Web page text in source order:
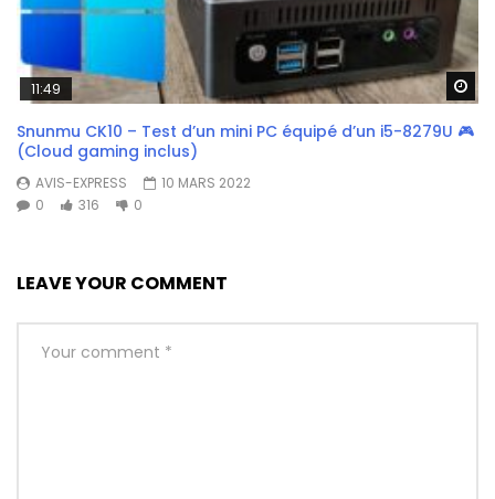
11:49
Snunmu CK10 – Test d’un mini PC équipé d’un i5-8279U 🎮
(Cloud gaming inclus)
AVIS-EXPRESS
10 MARS 2022
0
316 0
LEAVE YOUR COMMENT